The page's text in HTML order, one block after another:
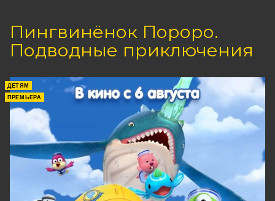
Пингвинёнок Пороро.
Подводные приключения
ДЕТЯМ
ПРЕМЬЕРА